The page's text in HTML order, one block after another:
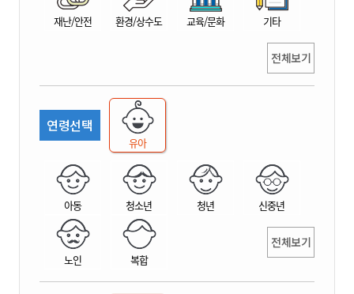
재난/안전 환경/상수도 교육/문화 기타
전체보기
연령선택
유아
아동 청소년 청년 신중년
노인 복합
전체보기